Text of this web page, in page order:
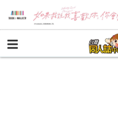
BOOKY書集倉庫